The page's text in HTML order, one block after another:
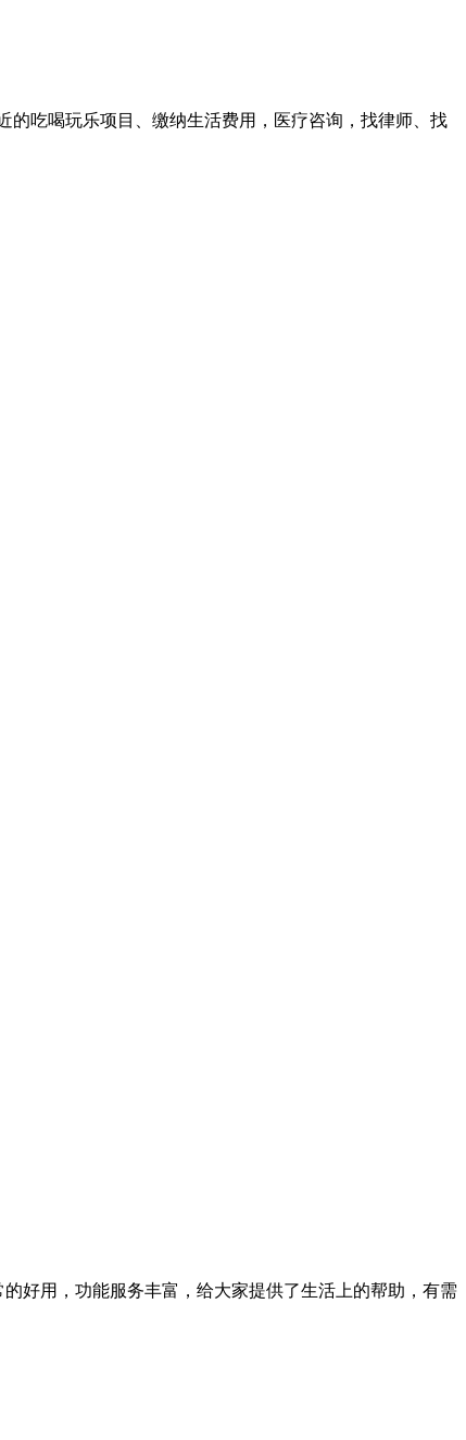
的吃喝玩乐项目、缴纳生活费用，医疗咨询，找律师、找
好用，功能服务丰富，给大家提供了生活上的帮助，有需